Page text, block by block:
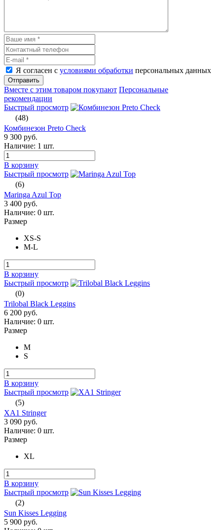
Я согласен с условиями обработки персональных данных
Отправить
Вместе с этим товаром покупают Персональные
рекомендации
Быстрый просмотр
(48)
Комбинезон Preto Check
9 300 руб.
Наличие: 1 шт.
В корзину
Быстрый просмотр
(6)
Maringa Azul Top
3 400 руб.
Наличие: 0 шт.
Размер
XS-S
M-L
В корзину
Быстрый просмотр
(0)
Trilobal Black Leggins
6 200 руб.
Наличие: 0 шт.
Размер
M
S
В корзину
Быстрый просмотр
(5)
XA1 Stringer
3 090 руб.
Наличие: 0 шт.
Размер
XL
В корзину
Быстрый просмотр
(2)
Sun Kisses Legging
5 900 руб.